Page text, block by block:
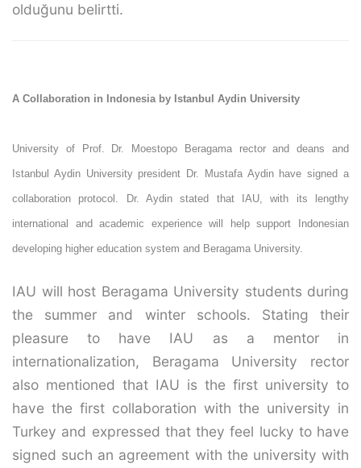
olduğunu belirtti.
A Collaboration in Indonesia by Istanbul Aydin University
University of Prof. Dr. Moestopo Beragama rector and deans and
Istanbul Aydin University president Dr. Mustafa Aydin have signed a
collaboration protocol. Dr. Aydin stated that IAU, with its lengthy
international and academic experience will help support Indonesian
developing higher education system and Beragama University.
IAU will host Beragama University students during
the summer and winter schools. Stating their
pleasure to have IAU as a mentor in
internationalization, Beragama University rector
also mentioned that IAU is the first university to
have the first collaboration with the university in
Turkey and expressed that they feel lucky to have
signed such an agreement with the university with